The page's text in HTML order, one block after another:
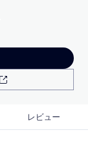
レビュー